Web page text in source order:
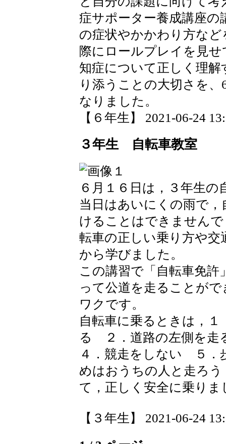
症サポーター養成講座の
の症状やかかわり方な
際にロールプレイを見
知症について正しく理
り添うことの大切さを
なりました。
【６年生】 2021-06-24
３年生 自転車教室
６月１６日は，３年生
当日はあいにくの雨で
けることはできません
転車の正しい乗り方や
から学びました。
この講習で「自転車免
って公道を走ることが
ワクです。
自転車に乗るときは，
る ２．道路の左側を
４．競走をしない ５
めはおうちの人と走ろ
て，正しく安全に乗りま
【３年生】 2021-06-24